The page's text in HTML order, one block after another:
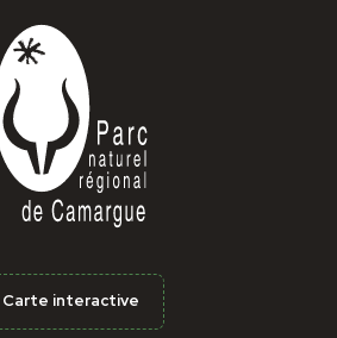
Carte interactive